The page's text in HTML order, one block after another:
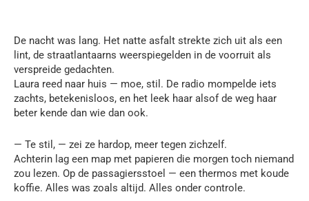
De nacht was lang. Het natte asfalt strekte zich uit als een
lint, de straatlantaarns weerspiegelden in de voorruit als
verspreide gedachten.
Laura reed naar huis — moe, stil. De radio mompelde iets
zachts, betekenisloos, en het leek haar alsof de weg haar
beter kende dan wie dan ook.
— Te stil, — zei ze hardop, meer tegen zichzelf.
Achterin lag een map met papieren die morgen toch niemand
zou lezen. Op de passagiersstoel — een thermos met koude
koffie. Alles was zoals altijd. Alles onder controle.